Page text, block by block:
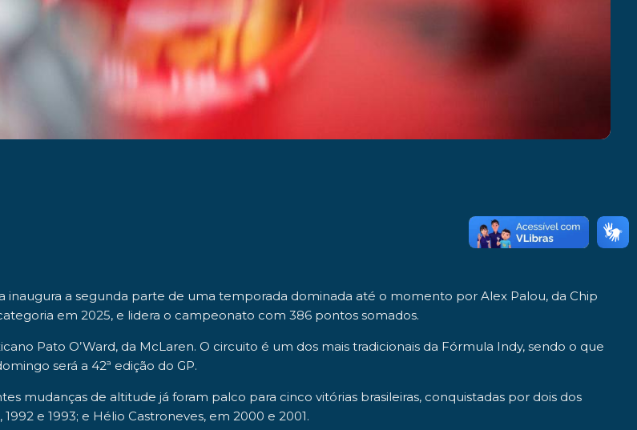
inaugura a segunda parte de uma temporada dominada até o momento por Alex Palou, da Chip
em 2025, e lidera o campeonato com 386 pontos somados.
Pato O’Ward, da McLaren. O circuito é um dos mais tradicionais da Fórmula Indy, sendo o que
será a 42ª edição do GP.
mudanças de altitude já foram palco para cinco vitórias brasileiras, conquistadas por dois dos
e 1993; e Hélio Castroneves, em 2000 e 2001.